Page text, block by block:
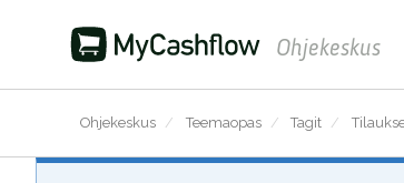
Ohjekeskus
Ohjekeskus / Teemaopas / Tagit /